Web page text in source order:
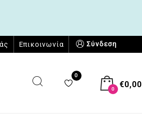
Επικοινωνία Σύνδεση
0
0 €0,00